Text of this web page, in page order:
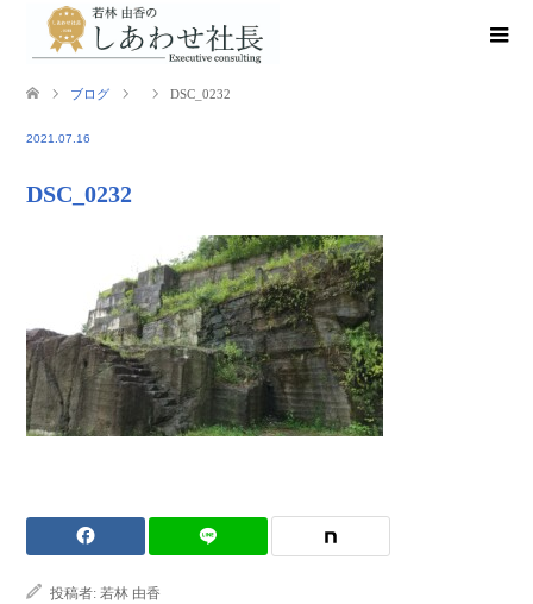
ブログ DSC_0232
2021.07.16
DSC_0232
投稿者: 若林 由香